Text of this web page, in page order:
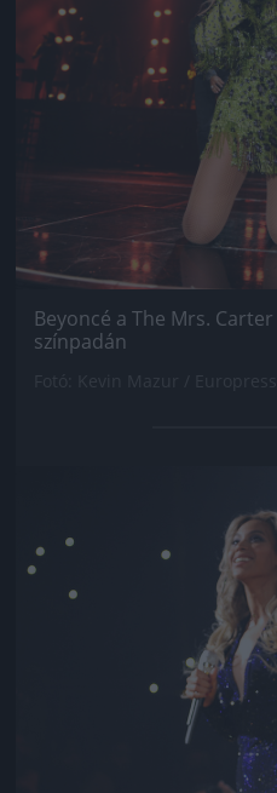
Beyoncé a The Mrs.
színpadán